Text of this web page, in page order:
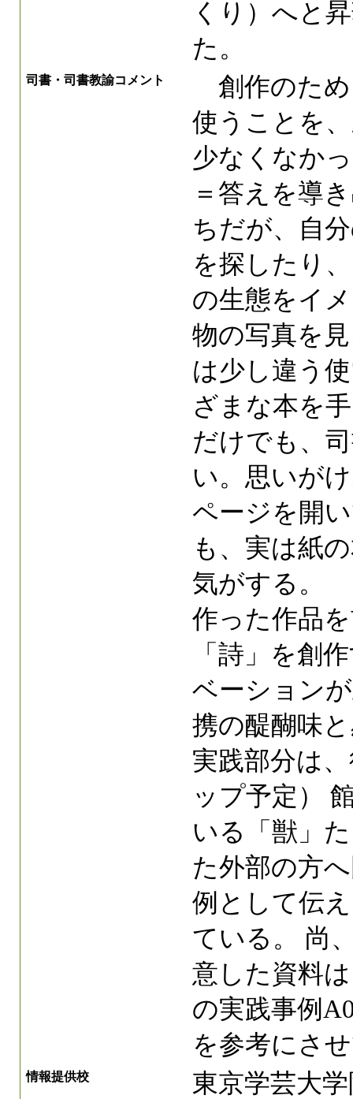
くり）へと
た。
司書・司書教諭コメント
創作のため
使うことを
少なくなか
＝答えを導
ちだが、自
を探したり
の生態をイ
物の写真を
は少し違う
ざまな本を
だけでも、
い。思いが
ページを開
も、実は紙
気がする。
作った作品
「詩」を創
ベーション
携の醍醐味
実践部分は
ップ予定）
いる「獣」
た外部の方
例として伝
ている。 尚
意した資料
の実践事例
を参考にさ
情報提供校 東京学芸大